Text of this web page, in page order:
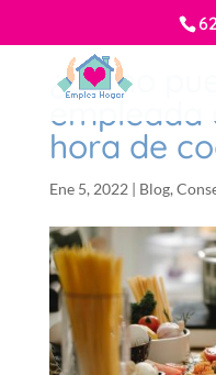
¿Cómo
empleada
hora de
Ene 5, 2022 | Blog,